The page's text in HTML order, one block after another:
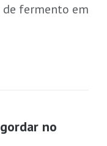
de fermento em
no